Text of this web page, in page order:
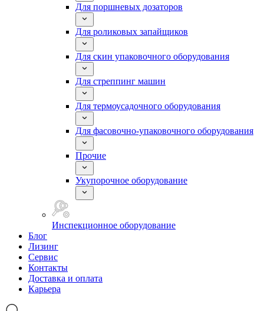
Для поршневых дозаторов
Для роликовых запайщиков
Для скин упаковочного оборудования
Для стреппинг машин
Для термоусадочного оборудования
Для фасовочно-упаковочного оборудования
Прочие
Укупорочное оборудование
Инспекционное оборудование
Блог
Лизинг
Сервис
Контакты
Доставка и оплата
Карьера